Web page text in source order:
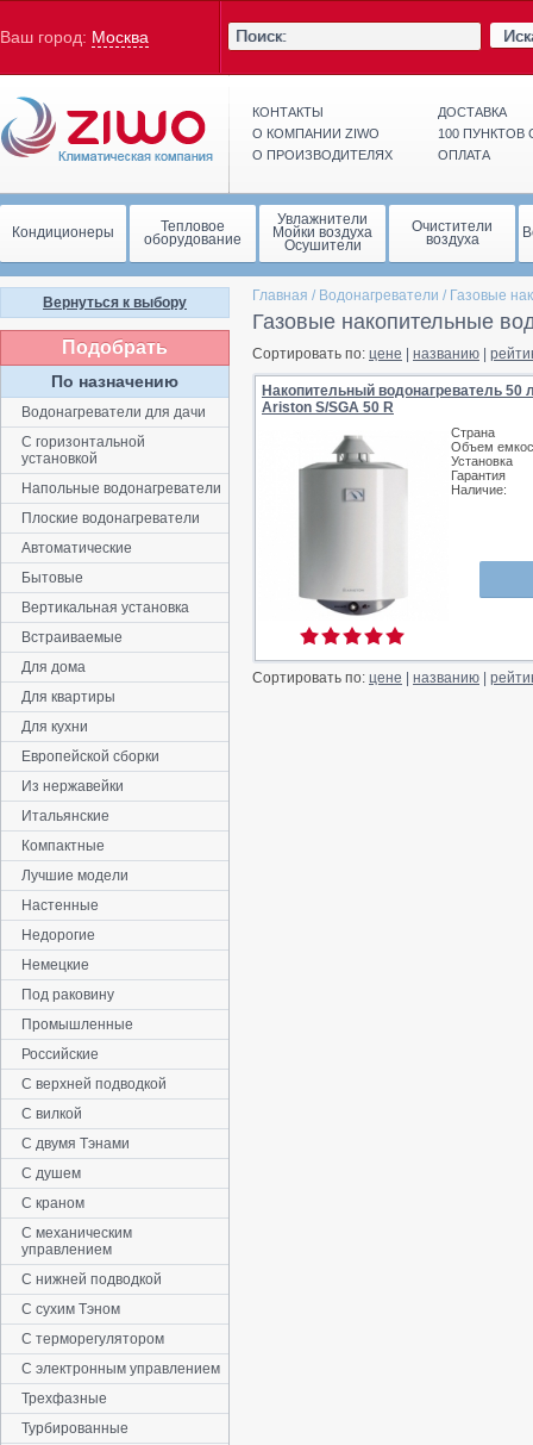
Ваш город: Москва
КОНТАКТЫ
О КОМПАНИИ ZIWO
О ПРОИЗВОДИТЕЛЯХ
ДОСТАВКА
100
ОПЛАТА
Кондиционеры Тепловое
оборудование
Увлажнители
Мойки воздуха
Осушители
Очистители
воздуха
Главная / Водонагреватели / Газовые
Газовые накопительные
Сортировать по: цене названию
Накопительный водонагреватель 50
Ariston S/SGA 50 R
Страна
Объем
Установка
Гарантия
Наличие:
Сортировать по: цене названию
Вернуться к выбору
Подобрать
По назначению
Водонагреватели для дачи
C горизонтальной
установкой
Напольные водонагреватели
Плоские водонагреватели
Автоматические
Бытовые
Вертикальная установка
Встраиваемые
Для дома
Для квартиры
Для кухни
Европейской сборки
Из нержавейки
Итальянские
Компактные
Лучшие модели
Настенные
Недорогие
Немецкие
Под раковину
Промышленные
Российские
С верхней подводкой
С вилкой
С двумя Тэнами
С душем
С краном
С механическим
управлением
С нижней подводкой
С сухим Тэном
С терморегулятором
С электронным управлением
Трехфазные
Турбированные